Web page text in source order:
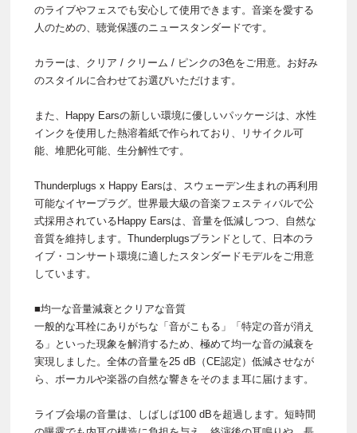
のライブやフェスでも安心して使用できます。音楽を愛する
人のための、聴覚保護のニュースタンダードです。
カラーは、クリア / クリーム / ピンクの3色をご用意。お好み
のスタイルに合わせてお選びいただけます。
また、Happy Earsの新しい環境に優しいパッケージは、水性
インクを使用した熱溶着紙で作られており、リサイクル可
能、堆肥化可能、生分解性です。
Thunderplugs x Happy Earsは、スウェーデン生まれの再利用
可能なイヤープラグ。世界最大級の音楽フェスティバルで公
式採用されているHappy Earsは、音量を低減しつつ、自然な
音質を維持します。Thunderplugsブランドとして、日本のラ
イブ・コンサート環境に適したスタンダードモデルをご用意
しています。
■均一な音量減衰とクリアな音質
一般的な耳栓にありがちな「音がこもる」「特定の音が消え
る」といった現象を解消するため、極めて均一な音の減衰を
実現しました。全体の音量を25 dB（CE認定）低減させなが
ら、ボーカルや楽器の自然な響きをそのまま耳に届けます。
ライブ会場の音量は、しばしば100 dBを超過します。短時間